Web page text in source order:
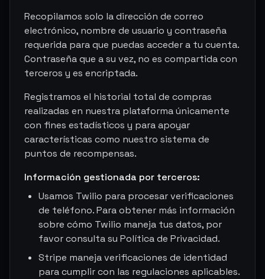
Recopilamos solo la dirección de correo
electrónico, nombre de usuario y contraseña
requerida para que puedas acceder a tu cuenta.
Contraseña que a su vez, no es compartida con
terceros y es encriptada.
Registramos el historial total de compras
realizadas en nuestra plataforma únicamente
con fines estadísticos y para apoyar
características como nuestro sistema de
puntos de recompensas.
Información gestionada por terceros:
Usamos Twilio para procesar verificaciones
de teléfono. Para obtener más información
sobre cómo Twilio maneja tus datos, por
favor consulta su Política de Privacidad.
Stripe maneja verificaciones de identidad
para cumplir con las regulaciones aplicables.